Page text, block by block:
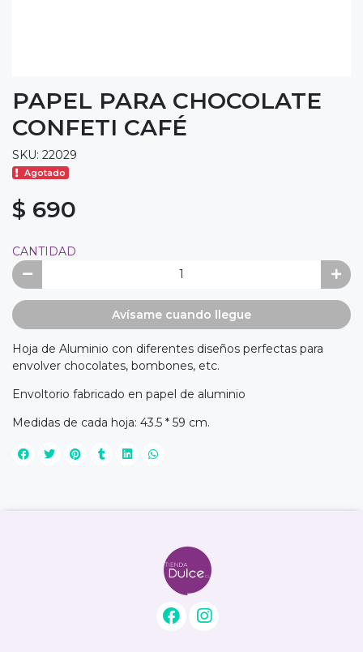
PAPEL PARA CHOCOLATE
CONFETI CAFÉ
SKU: 22029
Agotado
$ 690
CANTIDAD
Avísame cuando llegue
Hoja de Aluminio con diferentes diseños perfectas para
envolver chocolates, bombones, etc.
Envoltorio fabricado en papel de aluminio
Medidas de cada hoja: 43.5 * 59 cm.